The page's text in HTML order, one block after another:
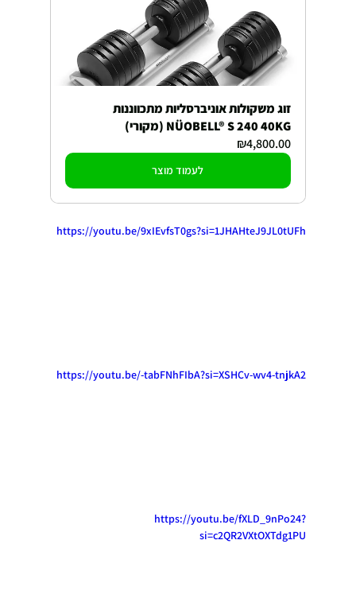
זוג משקולות אוניברסליות מתכווננות
NÜOBELL® S 240 40KG (מקורי)
₪4,800.00
לעמוד מוצר
https://youtu.be/9xIEvfsT0gs?si=1JHAHteJ9JL0tUFh
https://youtu.be/-tabFNhFIbA?si=XSHCv-wv4-tnjkA2
https://youtu.be/fXLD_9nPo24?
si=c2QR2VXtOXTdg1PU